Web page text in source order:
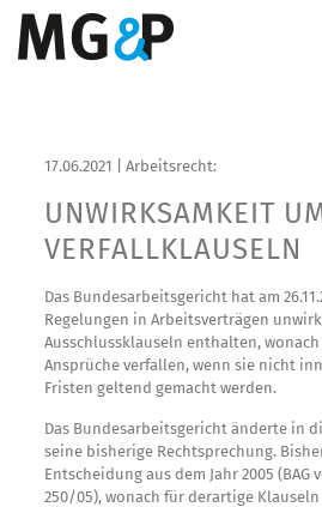
17.06.2021 | Arbeitsrecht:
UNWIRKSAMKEIT
VERFALLKLAUSELN
Das Bundesarbeitsgericht hat am
Regelungen in Arbeitsverträgen
Ausschlussklauseln enthalten,
Ansprüche verfallen, wenn sie nicht
Fristen geltend gemacht werden.
Das Bundesarbeitsgericht änderte in
seine bisherige Rechtsprechung.
Entscheidung aus dem Jahr 2005 (BAG
250/05), wonach für derartige